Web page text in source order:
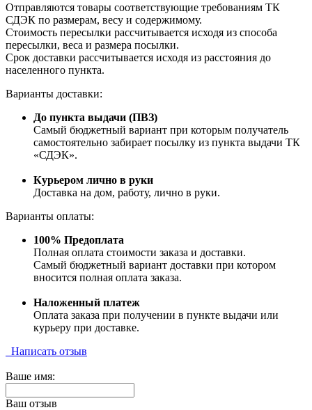
Отправляются товары соответствующие требованиям ТК
СДЭК по размерам, весу и содержимому.
Стоимость пересылки рассчитывается исходя из способа
пересылки, веса и размера посылки.
Срок доставки рассчитывается исходя из расстояния до
населенного пункта.
Варианты доставки:
До пункта выдачи (ПВЗ)
Самый бюджетный вариант при которым получатель
самостоятельно забирает посылку из пункта выдачи ТК
«СДЭК».
Курьером лично в руки
Доставка на дом, работу, лично в руки.
Варианты оплаты:
100% Предоплата
Полная оплата стоимости заказа и доставки.
Самый бюджетный вариант доставки при котором
вносится полная оплата заказа.
Наложенный платеж
Оплата заказа при получении в пункте выдачи или
курьеру при доставке.
Написать отзыв
Ваше имя:
Ваш отзыв